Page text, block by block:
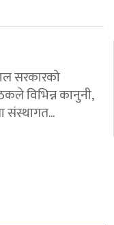
सरकारको
विभिन्न कानुनी,
संस्थागत...